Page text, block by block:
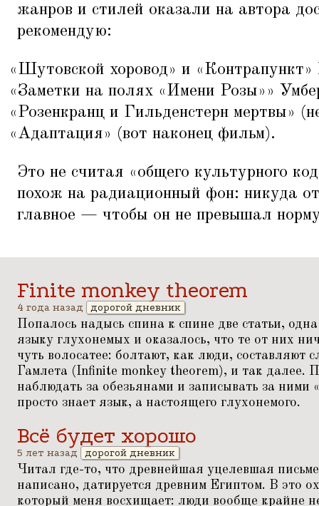
жанров и стилей оказали на автора
рекомендую:
«Шутовской хоровод» и «
«Заметки на полях «Имени Розы»»
«Розенкранц и Гильденстерн мертвы»
«Адаптация» (вот наконец фильм).
Это не считая «общего культурного
похож на радиационный фон: никуда от
главное — чтобы он не превышал
Finite monkey theorem
4 года назад дорогой дневник
Попалось надысь спина к спине две статьи,
языку глухонемых и оказалось, что те от них
чуть волосатее: болтают, как люди,
Гамлета (Infinite monkey theorem), и так далее.
наблюдать за обезьянами и записывать за ними «
просто знает язык, а настоящего глухонемого.
Всё будет хорошо
5 лет назад дорогой дневник
Читал где-то, что древнейшая уцелевшая
написано, датируется древним Египтом. В это
который меня восхищает: люди вообще крайне